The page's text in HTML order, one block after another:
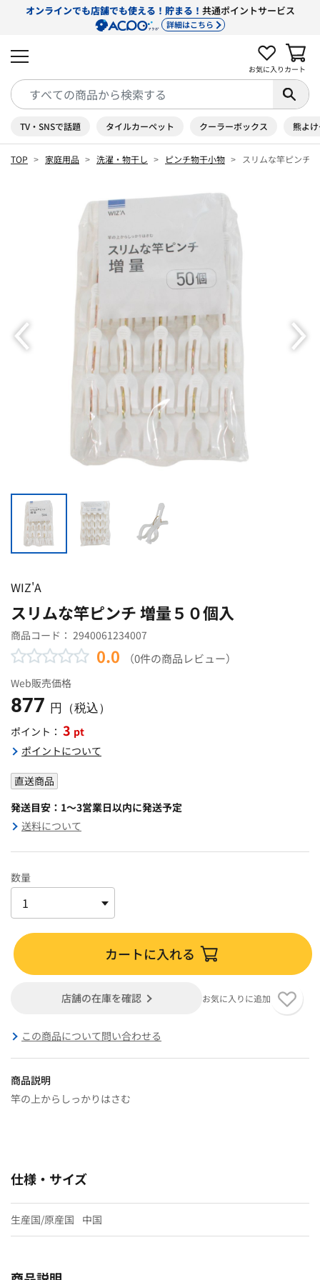
オンラインでも店舗でも使える！貯まる！ 共通ポイントサービス
詳細はこちら
お気に入り カート
TV・SNSで話題 タイルカーペット クーラーボックス 熊よ
TOP 家庭用品 洗濯・物干し ピンチ物干小物 スリムな竿ピンチ
WIZ'A
スリムな竿ピンチ 増量５０個入
商品コード： 2940061234007
0.0 （0件の商品レビュー）
Web販売価格
877 円（税込）
ポイント： 3 pt
ポイントについて
直送商品
発送目安：1～3営業日以内に発送予定
送料について
数量
カートに入れる
店舗の在庫を確認 お気に入りに追加
この商品について問い合わせる
商品説明
竿の上からしっかりはさむ
仕様・サイズ
生産国/原産国 中国